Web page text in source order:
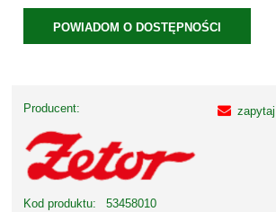
POWIADOM O DOSTĘPNOŚCI
Producent:
Kod produktu: 53458010